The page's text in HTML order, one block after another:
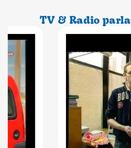
TV & Radio